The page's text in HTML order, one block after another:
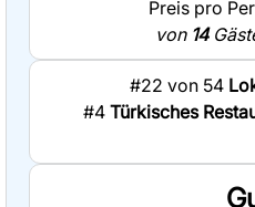
Preis pro
von 14
#22 von 54
#4 Türkisches